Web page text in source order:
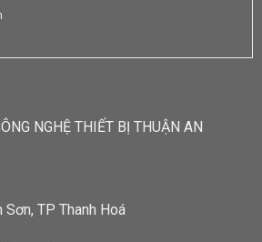
NGHỆ THIẾT BỊ THUẬN AN
TP Thanh Hoá